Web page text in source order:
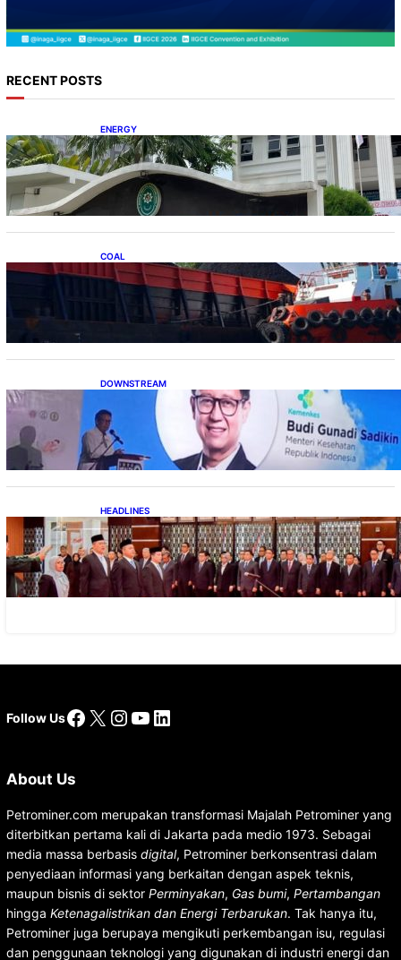
RECENT POSTS
ENERGY
Koalisi Bersihkan Indonesia Ajukan Banding
atas Putusan Gugatan RUPTL
COAL
Lelang Batubara Sitaan, Negara Dapat Lebih
dari Rp 20 Miliar
DOWNSTREAM
Digitalisasi Alat-Alat Kesehatan Dukung
Pertumbuhan Industri Alkes
HEADLINES
Lana Saria Dilantik Sebagai Kepala Badan
Geologi
Follow UsFacebook
X Instagram
YouTube
LinkedIn
About Us
Petrominer.com merupakan transformasi Majalah Petrominer yang
diterbitkan pertama kali di Jakarta pada medio 1973. Sebagai
media massa berbasis digital, Petrominer berkonsentrasi dalam
penyediaan informasi yang berkaitan dengan aspek teknis,
maupun bisnis di sektor Perminyakan, Gas bumi, Pertambangan
hingga Ketenagalistrikan dan Energi Terbarukan. Tak hanya itu,
Petrominer juga berupaya mengikuti perkembangan isu, regulasi
dan penggunaan teknologi yang digunakan di industri energi dan